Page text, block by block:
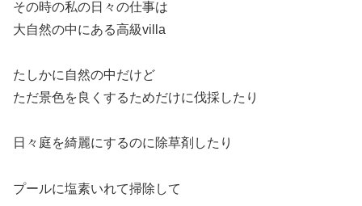
その時の私の日々の仕事は
大自然の中にある高級villa
たしかに自然の中だけど
ただ景色を良くするためだけに伐採したり
日々庭を綺麗にするのに除草剤したり
プールに塩素いれて掃除して